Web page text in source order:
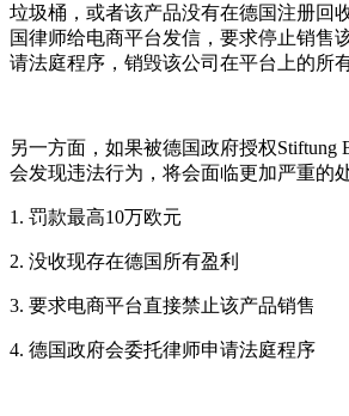
垃圾桶，或者该产品没有在德国注册回
国律师给电商平台发信，要求停止销售
请法庭程序，销毁该公司在平台上的所
另一方面，如果被德国政府授权Stiftung
会发现违法行为，将会面临更加严重的
1. 罚款最高10万欧元
2. 没收现存在德国所有盈利
3. 要求电商平台直接禁止该产品销售
4. 德国政府会委托律师申请法庭程序